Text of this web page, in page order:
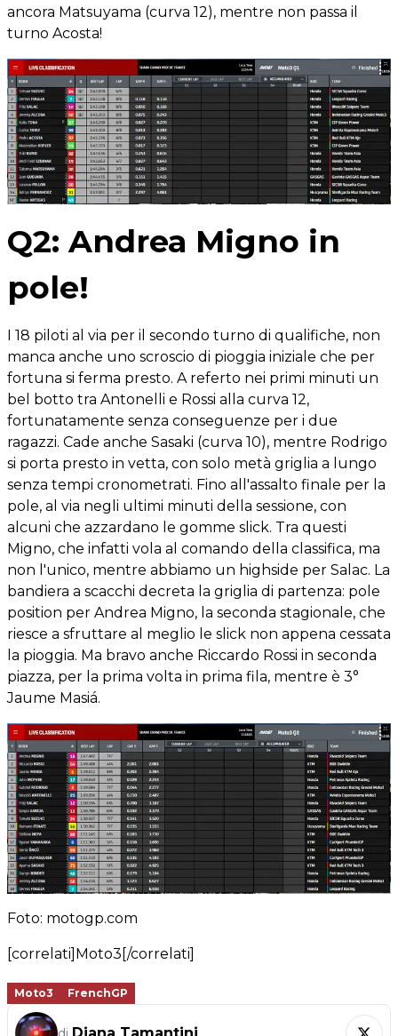
ancora Matsuyama (curva 12), mentre non passa il
turno Acosta!
Q2: Andrea Migno in
pole!
I 18 piloti al via per il secondo turno di qualifiche, non
manca anche uno scroscio di pioggia iniziale che per
fortuna si ferma presto. A referto nei primi minuti un
bel botto tra Antonelli e Rossi alla curva 12,
fortunatamente senza conseguenze per i due
ragazzi. Cade anche Sasaki (curva 10), mentre Rodrigo
si porta presto in vetta, con solo metà griglia a lungo
senza tempi cronometrati. Fino all'assalto finale per la
pole, al via negli ultimi minuti della sessione, con
alcuni che azzardano le gomme slick. Tra questi
Migno, che infatti vola al comando della classifica, ma
non l'unico, mentre abbiamo un highside per Salac. La
bandiera a scacchi decreta la griglia di partenza: pole
position per Andrea Migno, la seconda stagionale, che
riesce a sfruttare al meglio le slick non appena cessata
la pioggia. Ma bravo anche Riccardo Rossi in seconda
piazza, per la prima volta in prima fila, mentre è 3°
Jaume Masiá.
Foto: motogp.com
[correlati]Moto3[/correlati]
Moto3 FrenchGP